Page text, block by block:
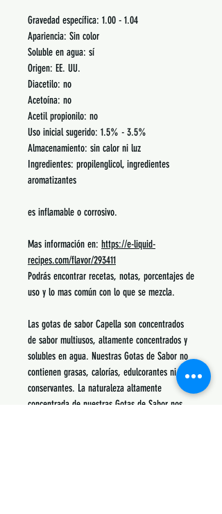
Gravedad específica: 1.00 - 1.04
Apariencia: Sin color
Soluble en agua: sí
Origen: EE. UU.
Diacetilo: no
Acetoína: no
Acetil propionilo: no
Uso inicial sugerido: 1.5% - 3.5%
Almacenamiento: sin calor ni luz
Ingredientes: propilenglicol, ingredientes
aromatizantes
es inflamable o corrosivo.
Mas información en: https://e-liquid-
recipes.com/flavor/293411
Podrás encontrar recetas, notas, porcentajes de
uso y lo mas común con lo que se mezcla.
Las gotas de sabor Capella son concentrados
de sabor multiusos, altamente concentrados y
solubles en agua. Nuestras Gotas de Sabor no
contienen grasas, calorías, edulcorantes ni
conservantes. La naturaleza altamente
concentrada de nuestras Gotas de Sabor nos